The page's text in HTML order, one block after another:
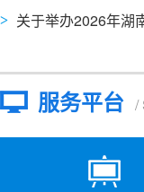
关于举办2026年湖南省产
服务平台 /